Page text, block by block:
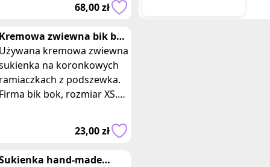
68,00 zł
zwiewna bik bok
z koronka na
kremowa zwiewna
na koronkowych
z podszewka.
bik bok, rozmiar XS.
73 cm, szerokość w
23,00 zł
hand-made